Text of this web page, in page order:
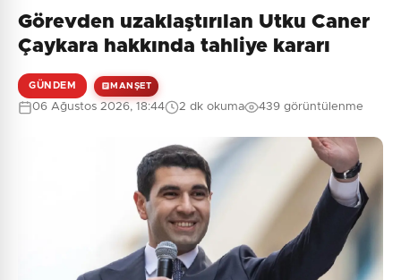
Görevden uzaklaştırılan Utku Caner
Çaykara hakkında tahliye kararı
GÜNDEM MANŞET
06 Ağustos 2026, 18:44 2 dk okuma 439 görüntülenme